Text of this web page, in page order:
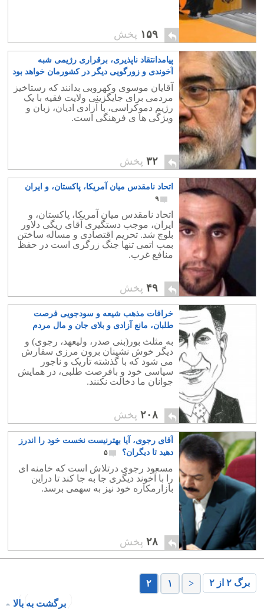
۱۵۹ پخش
پیامدانتقاد ناپذیری، برقراری رژیمی شبه
آخوندی و زورگویی دیگر در کشورمان خواهد بود
آقایان موسوی وکهروبی بدانند که رستاخیز
مردمی برای جایگزینی ولایت فقیه با یک
رژیم دموکراسی، با آزادی ادیان، زبان و
ویژگی ها ی فرهنگی است.
۳۲ پخش
اتحاد نامقدس میان آمریکا، پاکستان، و ایران
۹
اتحاد نامقدس میان آمریکا، پاکستان، و
ایران، موجب دستگیری آقای ریگی دلاور
بلوچ شد. تحریم اقتصادی و مساله ساختن
بمب اتمی تنها جنگ زرگری است در حفظ
منافع غرب.
۴۹ پخش
خرافات مذهب شیعه و سودجویی فرصت
طلبان، مانع آزادی و بلای جان و مال مردم
ایران- بخش دوم
به مثلث بور(بنی صدر، ولیعهد، رجوی) و
دیگر خوش نشینان برون مرزی سفارش
می شود که با گذشته تاریک و ناجور
سیاسی خود و بافرصت طلبی، در همایش
جوانان ما دخالت نکنند.
۲۰۸ پخش
آقای رجوی، آیا بهترنیست نخست خود را اندرز
دهید تا دیگران؟
۵
مسعود رجوی درتلاش است که خامنه ای
را با آخوند دیگری جا به جا کند تا دراین
بازارمکاره خود نیز به سهمی برسد.
۲۸ پخش
برگ ۲ از ۲ < ۱
۲
برگشت به بالا